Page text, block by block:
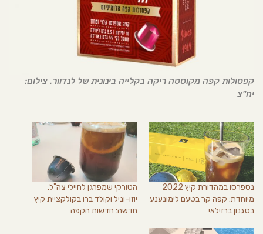
קפסולות קפה מקוסטה ריקה בקלייה בינונית של לנדוור. צילום:
יח"צ
נספרסו במהדורת קיץ 2022
מיוחדת: קפה קר בטעם לימונענע
בסגנון ברזילאי
הטורקי שמפרגן לחיילי צה"ל,
יוזו-וניל וקולד ברו בקולקציית קיץ
חדשה: חדשות הקפה